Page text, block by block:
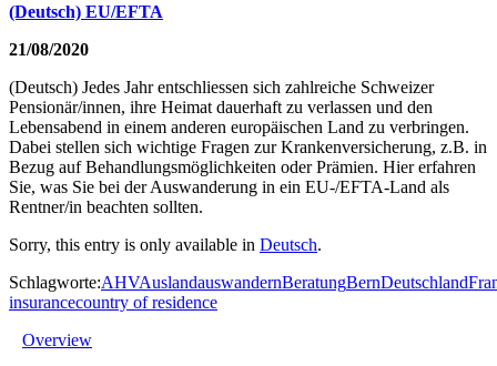
(Deutsch) EU/EFTA
21/08/2020
(Deutsch) Jedes Jahr entschliessen sich zahlreiche Schweizer
Pensionär/innen, ihre Heimat dauerhaft zu verlassen und den
Lebensabend in einem anderen europäischen Land zu verbringen.
Dabei stellen sich wichtige Fragen zur Krankenversicherung, z.B. in
Bezug auf Behandlungsmöglichkeiten oder Prämien. Hier erfahren
Sie, was Sie bei der Auswanderung in ein EU-/EFTA-Land als
Rentner/in beachten sollten.
Sorry, this entry is only available in Deutsch.
Schlagworte:AHVAuslandauswandernBeratungBernDeutschland
insurancecountry of residence
Overview